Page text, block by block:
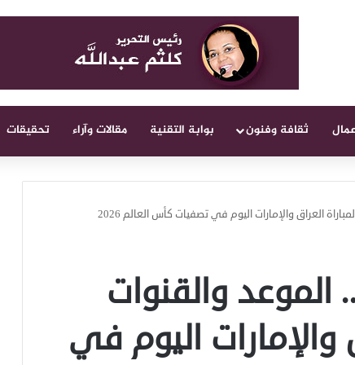
ثقافة وفنون بوابة التقنية مقالات وآراء تحقيقات
العراق والإمارات اليوم في تصفيات كأس العالم 2026
والقنوات
والإمارات اليوم في